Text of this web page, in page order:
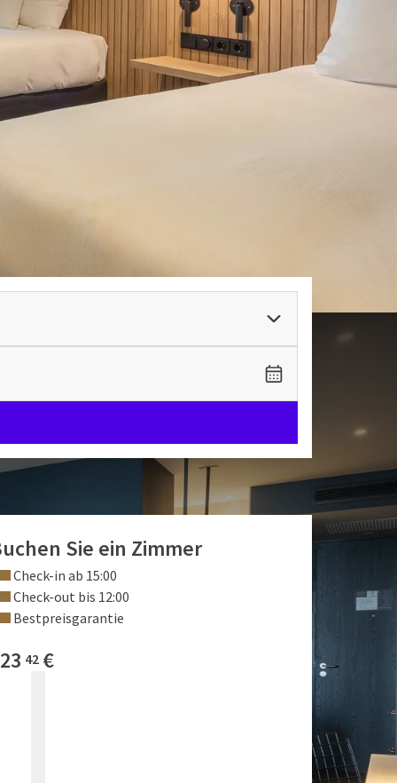
Sie ein Zimmer
Check-in ab 15:00
Check-out bis 12:00
Bestpreisgarantie
42 €